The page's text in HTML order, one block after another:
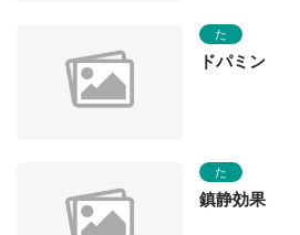
た
ドパミン
た
鎮静効果